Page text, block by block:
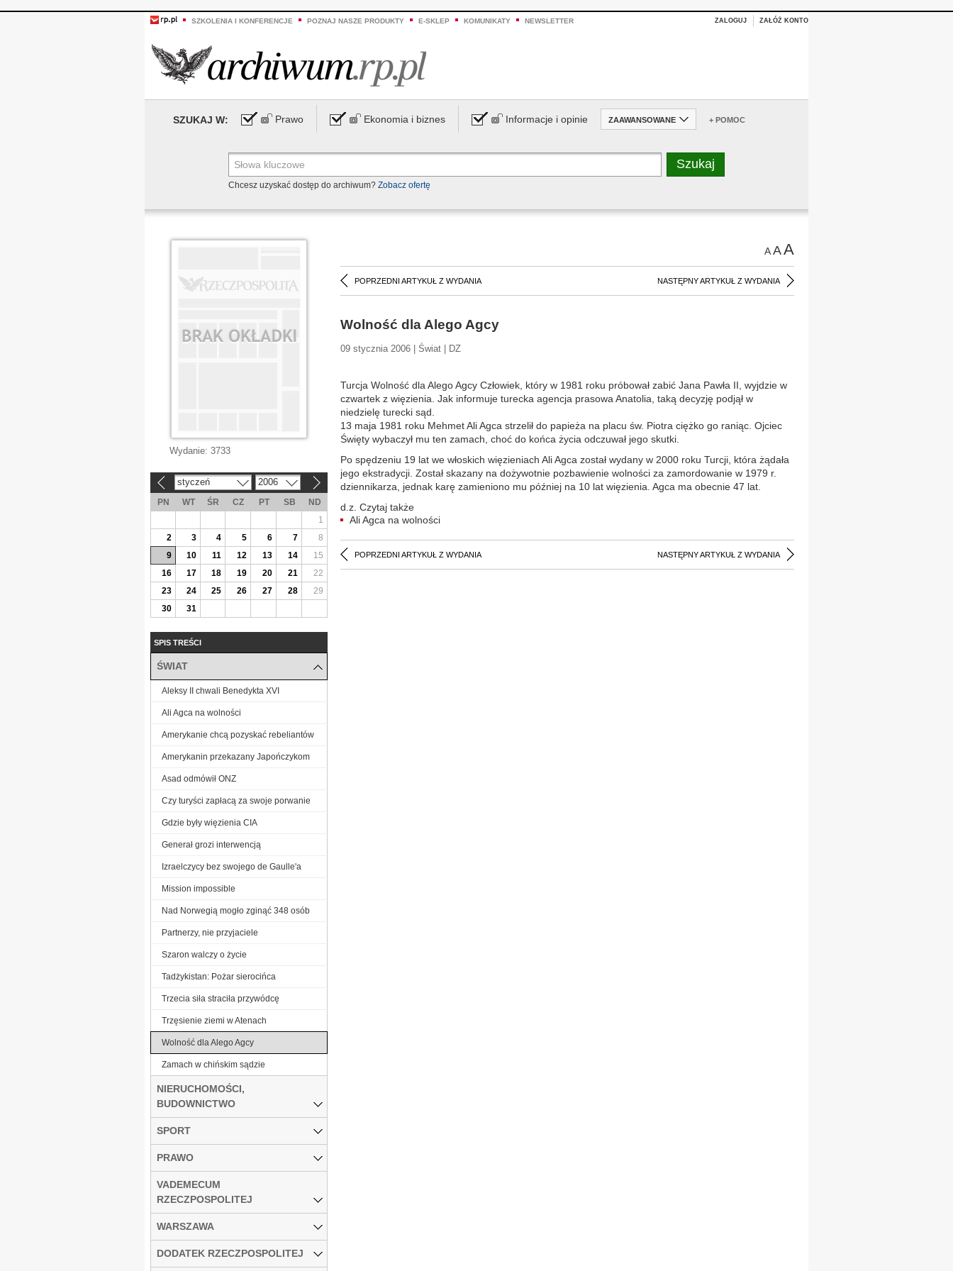
SZKOLENIA I KONFERENCJE POZNAJ NASZE PRODUKTY E-SKLEP KOMUNIKATY NEWSLETTER ZALOGUJ ZAŁÓŻ KONTO
SZUKAJ W: Prawo Ekonomia i biznes Informacje i opinie ZAAWANSOWANE + POMOC
Chcesz uzyskać dostęp do archiwum? Zobacz ofertę
AAA
POPRZEDNI ARTYKUŁ Z WYDANIA NASTĘPNY ARTYKUŁ Z WYDANIA
Wolność dla Alego Agcy
09 stycznia 2006 | Świat | DZ
Turcja Wolność dla Alego Agcy Człowiek, który w 1981 roku próbował zabić Jana Pawła II, wyjdzie w
czwartek z więzienia. Jak informuje turecka agencja prasowa Anatolia, taką decyzję podjął w
niedzielę turecki sąd.
13 maja 1981 roku Mehmet Ali Agca strzelił do papieża na placu św. Piotra ciężko go raniąc. Ojciec
Święty wybaczył mu ten zamach, choć do końca życia odczuwał jego skutki.
Po spędzeniu 19 lat we włoskich więzieniach Ali Agca został wydany w 2000 roku Turcji, która żądała
jego ekstradycji. Został skazany na dożywotnie pozbawienie wolności za zamordowanie w 1979 r.
dziennikarza, jednak karę zamieniono mu później na 10 lat więzienia. Agca ma obecnie 47 lat.
d.z. Czytaj także
Ali Agca na wolności
POPRZEDNI ARTYKUŁ Z WYDANIA NASTĘPNY ARTYKUŁ Z WYDANIA
Wydanie: 3733
styczeń 2006
PN WT ŚR CZ PT SB
ND
1
2
3 4 5 6 7
8
9
10 11 12 13 14
15
16
17 18 19 20 21
22
23
24 25 26 27 28
29
30
31
SPIS TREŚCI
ŚWIAT
Aleksy II chwali Benedykta XVI
Ali Agca na wolności
Amerykanie chcą pozyskać rebeliantów
Amerykanin przekazany Japończykom
Asad odmówił ONZ
Czy turyści zapłacą za swoje porwanie
Gdzie były więzienia CIA
Generał grozi interwencją
Izraelczycy bez swojego de Gaulle'a
Mission impossible
Nad Norwegią mogło zginąć 348 osób
Partnerzy, nie przyjaciele
Szaron walczy o życie
Tadżykistan: Pożar sierocińca
Trzecia siła straciła przywódcę
Trzęsienie ziemi w Atenach
Wolność dla Alego Agcy
Zamach w chińskim sądzie
NIERUCHOMOŚCI,
BUDOWNICTWO
SPORT
PRAWO
VADEMECUM
RZECZPOSPOLITEJ
WARSZAWA
DODATEK RZECZPOSPOLITEJ